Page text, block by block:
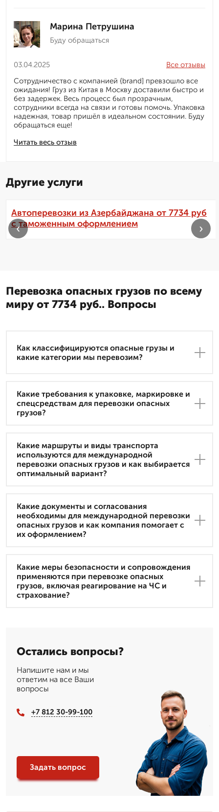
Марина Петрушина
Буду обращаться
03.04.2025
Читать весь отзыв
Все отзывы
Сотрудничество с компанией {brand] превзошло все
ожидания! Груз из Китая в Москву доставили быстро и
без задержек. Весь процесс был прозрачным,
сотрудники всегда на связи и готовы помочь. Упаковка
надежная, товар пришёл в идеальном состоянии. Буду
обращаться еще!
Другие услуги
Автоперевозки из Азербайджана от 7734 руб
с таможенным оформлением
‹ ›
Перевозка опасных грузов по всему
миру от 7734 руб.. Вопросы
Как классифицируются опасные грузы и
какие категории мы перевозим?
Какие требования к упаковке, маркировке и
спецсредствам для перевозки опасных
грузов?
Какие маршруты и виды транспорта
используются для международной
перевозки опасных грузов и как выбирается
оптимальный вариант?
Какие документы и согласования
необходимы для международной перевозки
опасных грузов и как компания помогает с
их оформлением?
Какие меры безопасности и сопровождения
применяются при перевозке опасных
грузов, включая реагирование на ЧС и
страхование?
Остались вопросы?
Напишите нам и мы
ответим на все Ваши
вопросы
+7 812 30-99-100
Задать вопрос